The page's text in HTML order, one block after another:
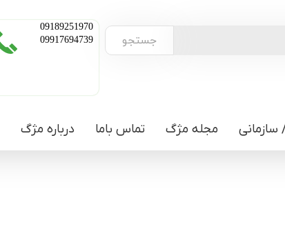
جستجو
مجله مژگ تماس باما درباره مژگ
09189251970
09917694739